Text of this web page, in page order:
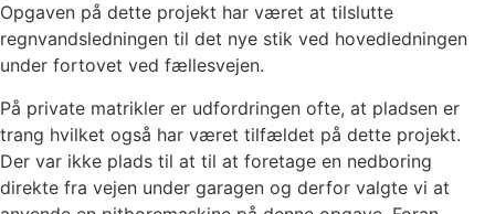
Opgaven på dette projekt har været at tilslutte
regnvandsledningen til det nye stik ved hovedledningen
under fortovet ved fællesvejen.
På private matrikler er udfordringen ofte, at pladsen er
trang hvilket også har været tilfældet på dette projekt.
Der var ikke plads til at til at foretage en nedboring
direkte fra vejen under garagen og derfor valgte vi at